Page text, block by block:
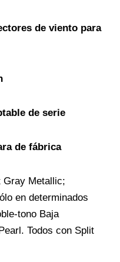
de viento para
de serie
de fábrica
Gray Metallic;
en determinados
tono Baja
Todos con Split